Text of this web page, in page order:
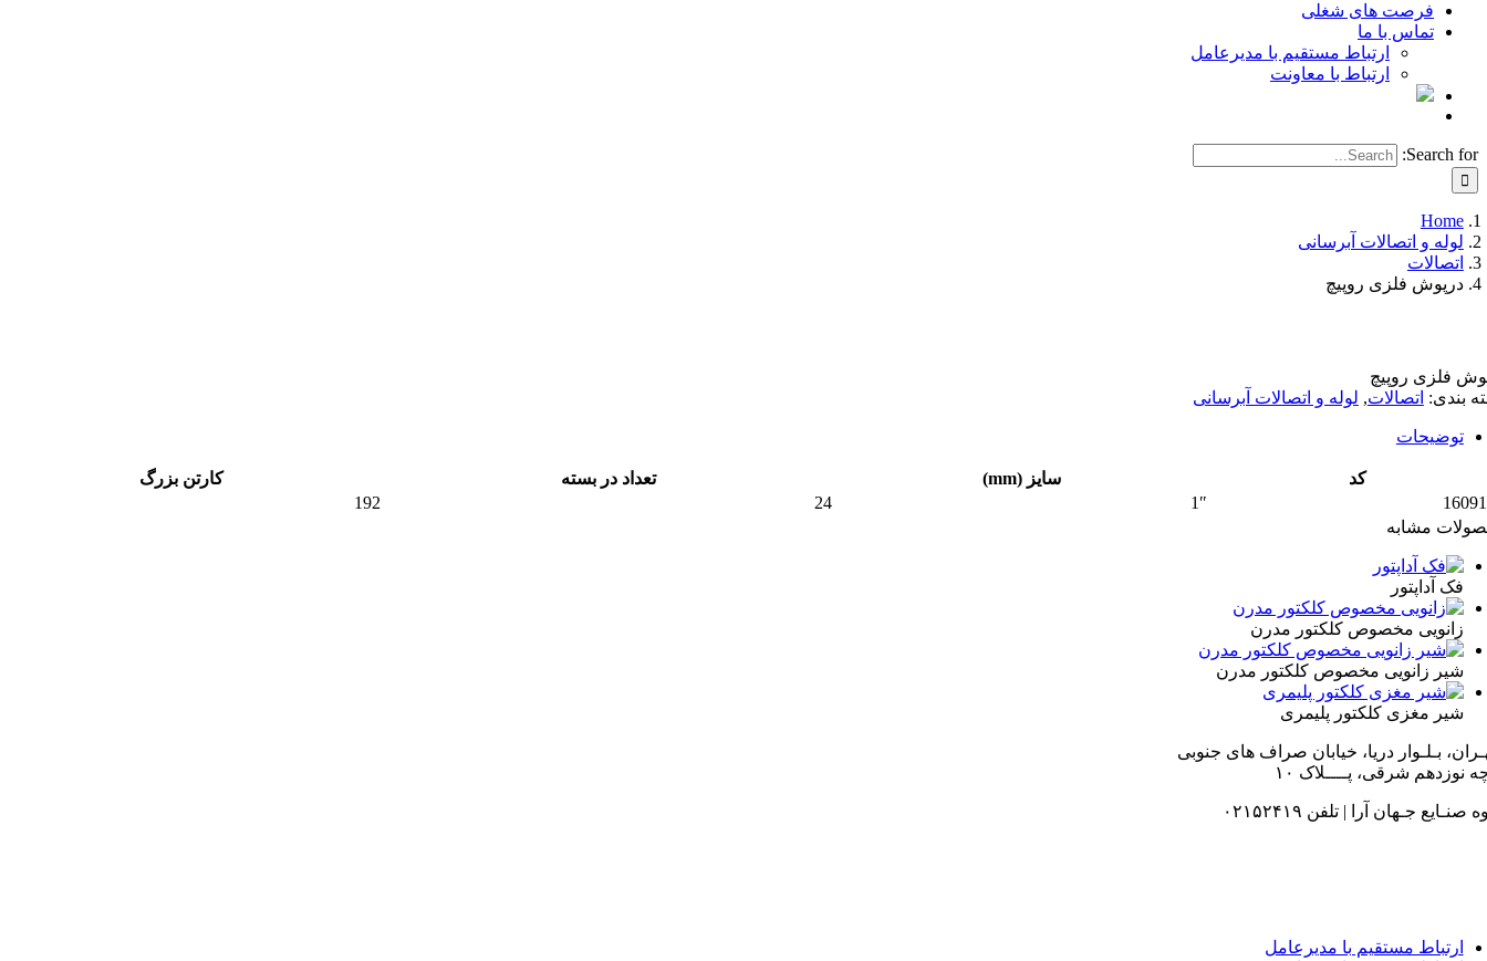
فرصت های شغلی
تماس با ما
ارتباط مستقیم با مدیرعامل
ارتباط با معاونت
Search for:
Home
لوله و اتصالات آبرسانی
اتصالات
درپوش فلزی روپیچ
فلزی روپیچ
بندی: اتصالات, لوله و اتصالات آبرسانی
توضیحات
کد سایز (mm) تعداد در بسته
کارتن بزرگ
1″
24
192
مشابه
فک آداپتور
زانویی مخصوص کلکتور مدرن
شیر زانویی مخصوص کلکتور مدرن
شیر مغزی کلکتور پلیمری
بـلـوار دریا، خیابان صراف های جنوبی
نوزدهم شرقی، پــــلاک ۱۰
صنـایع جـهان آرا | تلفن ۰۲۱۵۲۴۱۹
ارتباط مستقیم با مدیرعامل